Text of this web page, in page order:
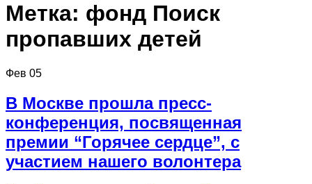
Метка: фонд Поиск
пропавших детей
Фев 05
В Москве прошла пресс-
конференция, посвященная
премии “Горячее сердце”, с
участием нашего волонтера